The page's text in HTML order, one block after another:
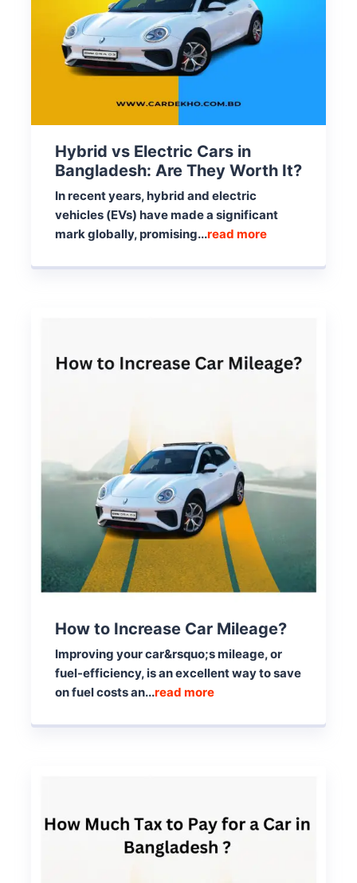
Hybrid vs Electric Cars in
Bangladesh: Are They Worth It?
In recent years, hybrid and electric
vehicles (EVs) have made a significant
mark globally, promising...read more
How to Increase Car Mileage?
Improving your car&rsquo;s mileage, or
fuel-efficiency, is an excellent way to save
on fuel costs an...read more